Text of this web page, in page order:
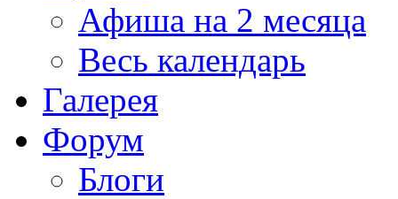
Афиша на 2 месяца
Весь календарь
Галерея
Форум
Блоги